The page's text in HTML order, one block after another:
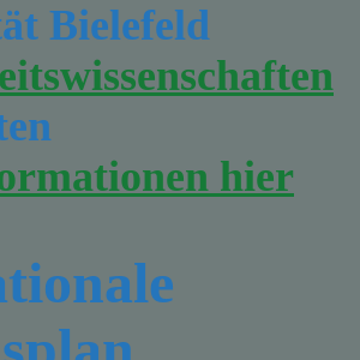
Bielefeld
hier